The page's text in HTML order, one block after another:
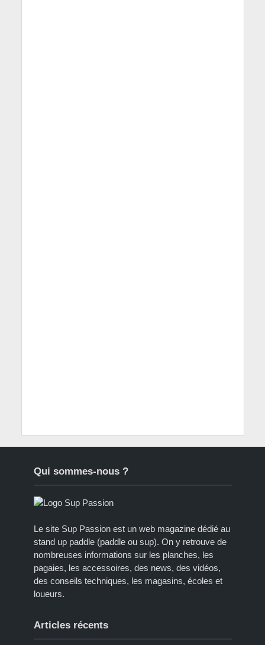
Qui sommes-nous ?
Le site Sup Passion est un web magazine dédié au
stand up paddle (paddle ou sup). On y retrouve de
nombreuses informations sur les planches, les
pagaies, les accessoires, des news, des vidéos,
des conseils techniques, les magasins, écoles et
loueurs.
Articles récents